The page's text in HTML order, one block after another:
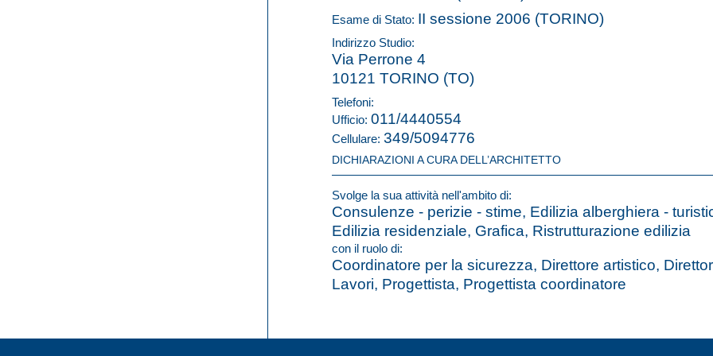
Esame di Stato: II sessione 2006 (TORINO)
Indirizzo Studio:
Via Perrone 4
10121 TORINO (TO)
Telefoni:
Ufficio: 011/4440554
Cellulare: 349/5094776
DICHIARAZIONI A CURA DELL’ARCHITETTO
Svolge la sua attività nell'ambito di:
Consulenze - perizie - stime, Edilizia alberghiera -
Edilizia residenziale, Grafica, Ristrutturazione edilizia
con il ruolo di:
Coordinatore per la sicurezza, Direttore artistico,
Lavori, Progettista, Progettista coordinatore